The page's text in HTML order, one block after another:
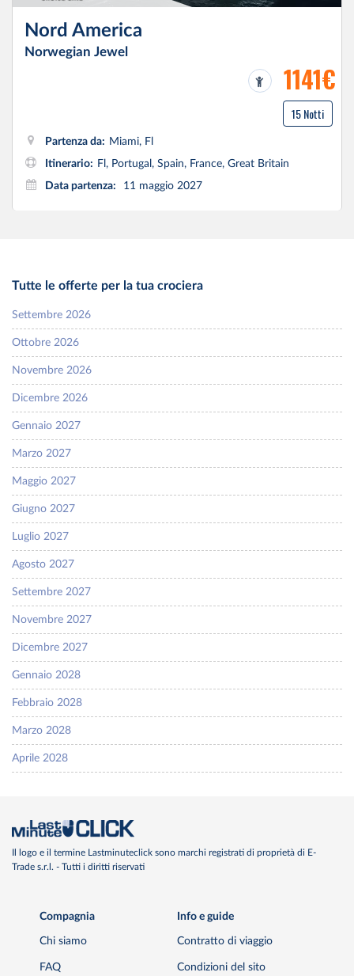
Nord America
Norwegian Jewel
1141€
15 Notti
Partenza da: Miami, Fl
Itinerario: Fl, Portugal, Spain, France, Great Britain
Data partenza:
11 maggio 2027
Tutte le offerte per la tua crociera
Settembre 2026
Ottobre 2026
Novembre 2026
Dicembre 2026
Gennaio 2027
Marzo 2027
Maggio 2027
Giugno 2027
Luglio 2027
Agosto 2027
Settembre 2027
Novembre 2027
Dicembre 2027
Gennaio 2028
Febbraio 2028
Marzo 2028
Aprile 2028
Il logo e il termine Lastminuteclick sono marchi registrati di proprietà di E-
Trade s.r.l. - Tutti i diritti riservati
Compagnia
Chi siamo
FAQ
Info e guide
Contratto di viaggio
Condizioni del sito